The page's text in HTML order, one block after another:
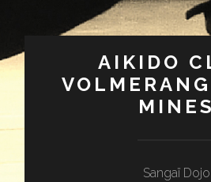
AIKIDO
MINES
Sangaï Dojo